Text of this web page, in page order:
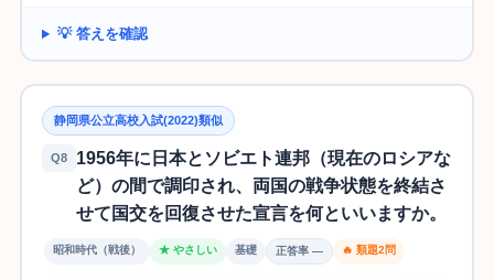
💡 答えを確認
静岡県公立高校入試(2022)類似
Q8
1956年に日本とソビエト連邦（現在のロシアな
ど）の間で調印され、両国の戦争状態を終結さ
せて国交を回復させた宣言を何といいますか。
昭和時代（戦後） ★ やさしい 基礎 正答率 — 🔥 類題2問